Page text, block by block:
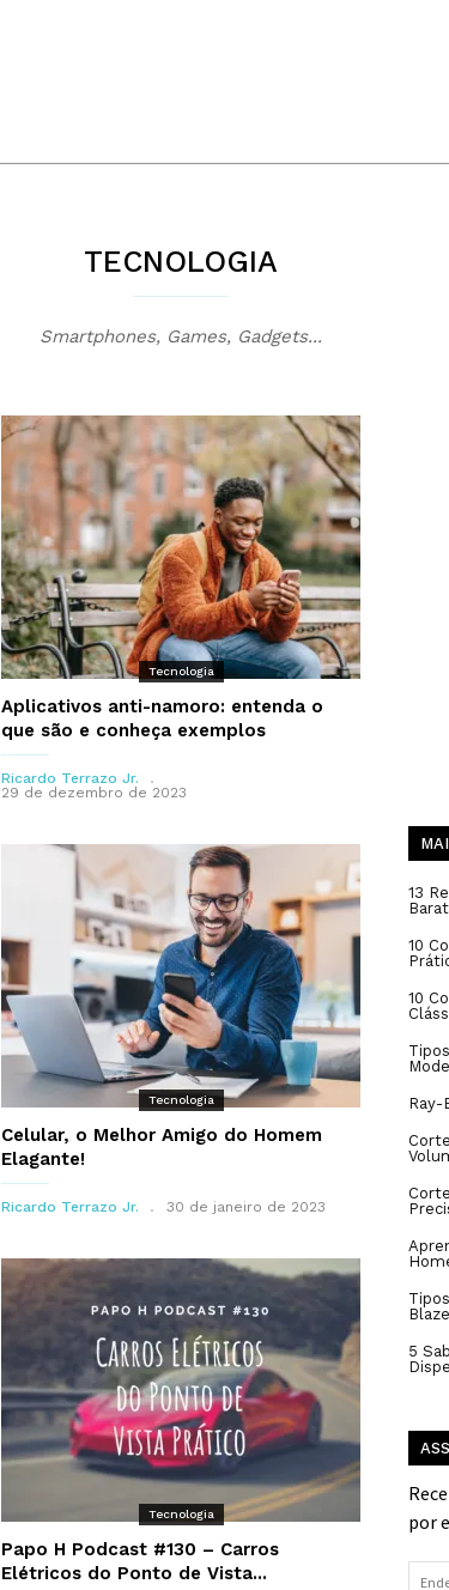
TECNOLOGIA
Smartphones, Games, Gadgets...
Tecnologia
Aplicativos anti-namoro: entenda o
que são e conheça exemplos
Ricardo Terrazo Jr.
29 de dezembro de 2023
Tecnologia
Celular, o Melhor Amigo do Homem
Elagante!
Ricardo Terrazo Jr. 30 de janeiro de 2023
Tecnologia
Papo H Podcast #130 – Carros
Elétricos do Ponto de Vista...
13
10
10
Ray-
5
por